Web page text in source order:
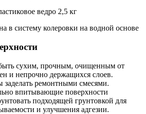
ведро 2,5 кг
в систему колеровки на водной основе
сухим, прочным, очищенным от
и непрочно держащихся слоев.
ремонтными смесями.
впитывающие поверхности
подходящей грунтовкой для
и улучшения адгезии.